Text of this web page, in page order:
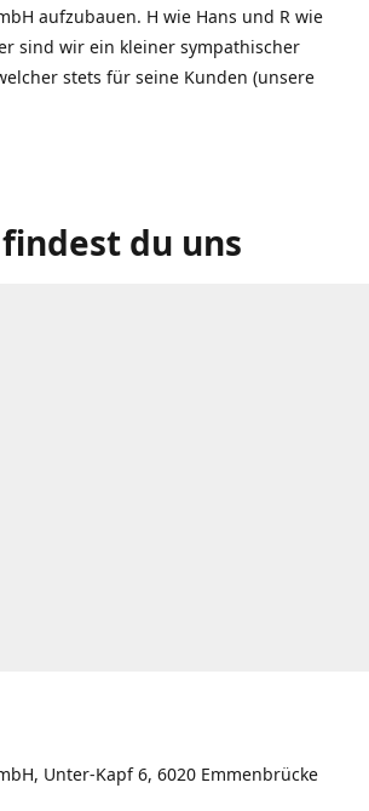
aufzubauen. H wie Hans und R wie
sind wir ein kleiner sympathischer
stets für seine Kunden (unsere
findest du uns
Unter-Kapf 6, 6020 Emmenbrücke